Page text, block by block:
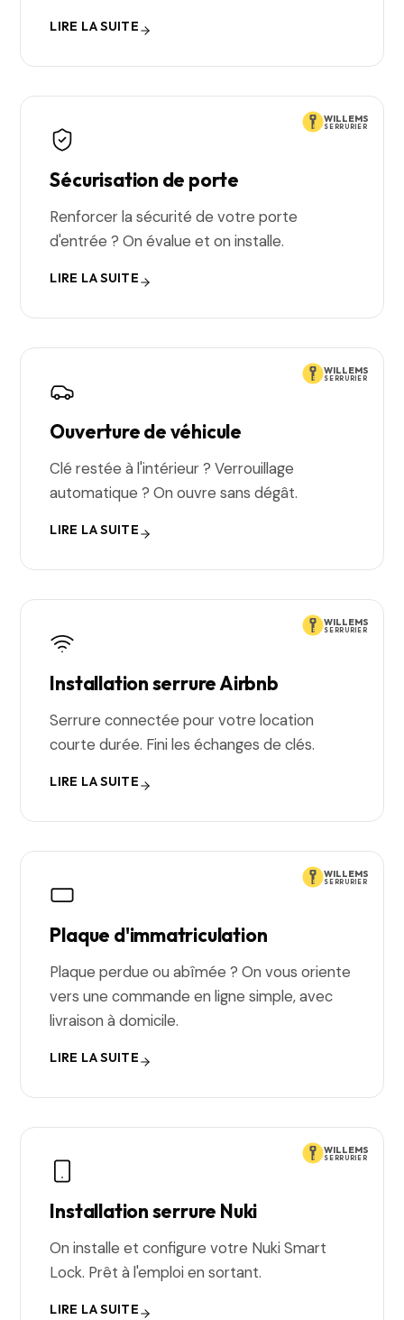
LIRE LA SUITE
WILLEMS
SERRURIER
Sécurisation de porte
Renforcer la sécurité de votre porte
d'entrée ? On évalue et on installe.
LIRE LA SUITE
WILLEMS
SERRURIER
Ouverture de véhicule
Clé restée à l'intérieur ? Verrouillage
automatique ? On ouvre sans dégât.
LIRE LA SUITE
WILLEMS
SERRURIER
Installation serrure Airbnb
Serrure connectée pour votre location
courte durée. Fini les échanges de clés.
LIRE LA SUITE
WILLEMS
SERRURIER
Plaque d'immatriculation
Plaque perdue ou abîmée ? On vous oriente
vers une commande en ligne simple, avec
livraison à domicile.
LIRE LA SUITE
WILLEMS
SERRURIER
Installation serrure Nuki
On installe et configure votre Nuki Smart
Lock. Prêt à l'emploi en sortant.
LIRE LA SUITE